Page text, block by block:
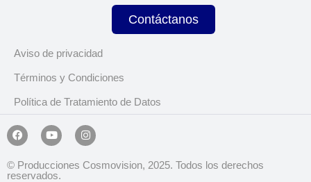
Contáctanos
Aviso de privacidad
Términos y Condiciones
Política de Tratamiento de Datos
© Producciones Cosmovision, 2025. Todos los derechos
reservados.